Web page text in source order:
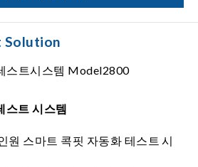
Solution
스트 시스템
원 스마트 콕핏 자동화 테스트 시